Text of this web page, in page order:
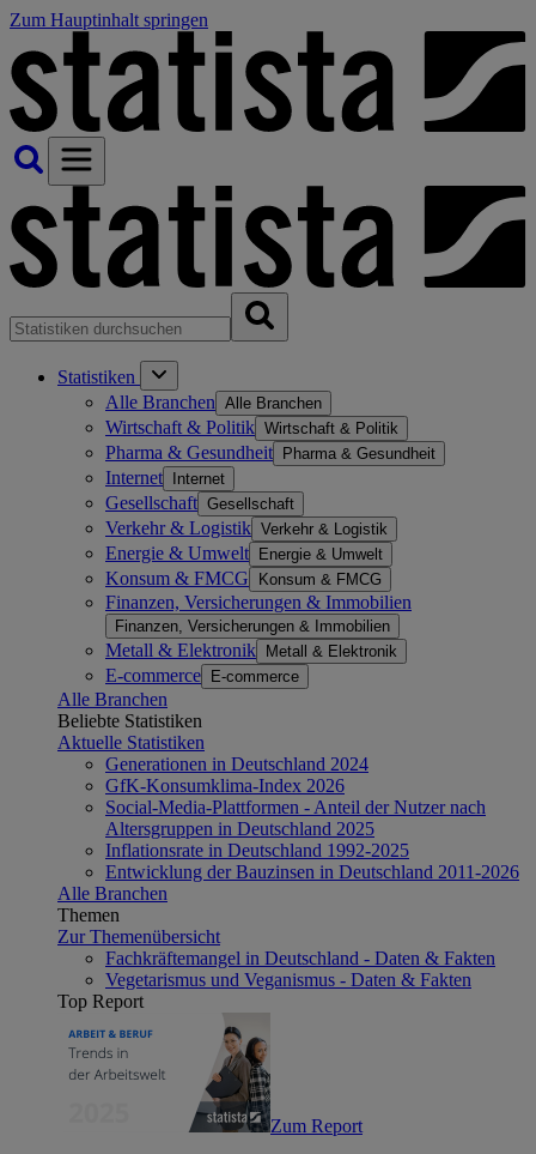
Zum Hauptinhalt springen
Statistiken
Alle Branchen Alle Branchen
Wirtschaft & Politik Wirtschaft & Politik
Pharma & Gesundheit Pharma & Gesundheit
Internet Internet
Gesellschaft Gesellschaft
Verkehr & Logistik Verkehr & Logistik
Energie & Umwelt Energie & Umwelt
Konsum & FMCG Konsum & FMCG
Finanzen, Versicherungen & Immobilien
Finanzen, Versicherungen & Immobilien
Metall & Elektronik Metall & Elektronik
E-commerce E-commerce
Alle Branchen
Beliebte Statistiken
Aktuelle Statistiken
Generationen in Deutschland 2024
GfK-Konsumklima-Index 2026
Social-Media-Plattformen - Anteil der Nutzer nach
Altersgruppen in Deutschland 2025
Inflationsrate in Deutschland 1992-2025
Entwicklung der Bauzinsen in Deutschland 2011-2026
Alle Branchen
Themen
Zur Themenübersicht
Fachkräftemangel in Deutschland - Daten & Fakten
Vegetarismus und Veganismus - Daten & Fakten
Top Report
Zum Report